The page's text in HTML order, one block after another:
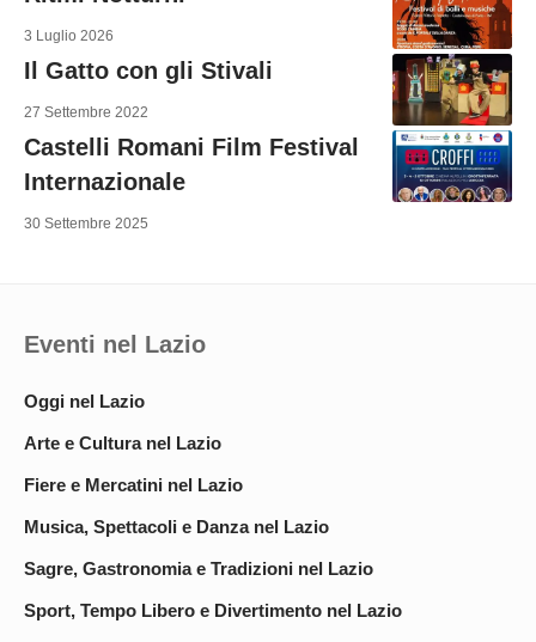
3 Luglio 2026
Il Gatto con gli Stivali
27 Settembre 2022
Castelli Romani Film Festival
Internazionale
30 Settembre 2025
Eventi nel Lazio
Oggi nel Lazio
Arte e Cultura nel Lazio
Fiere e Mercatini nel Lazio
Musica, Spettacoli e Danza nel Lazio
Sagre, Gastronomia e Tradizioni nel Lazio
Sport, Tempo Libero e Divertimento nel Lazio